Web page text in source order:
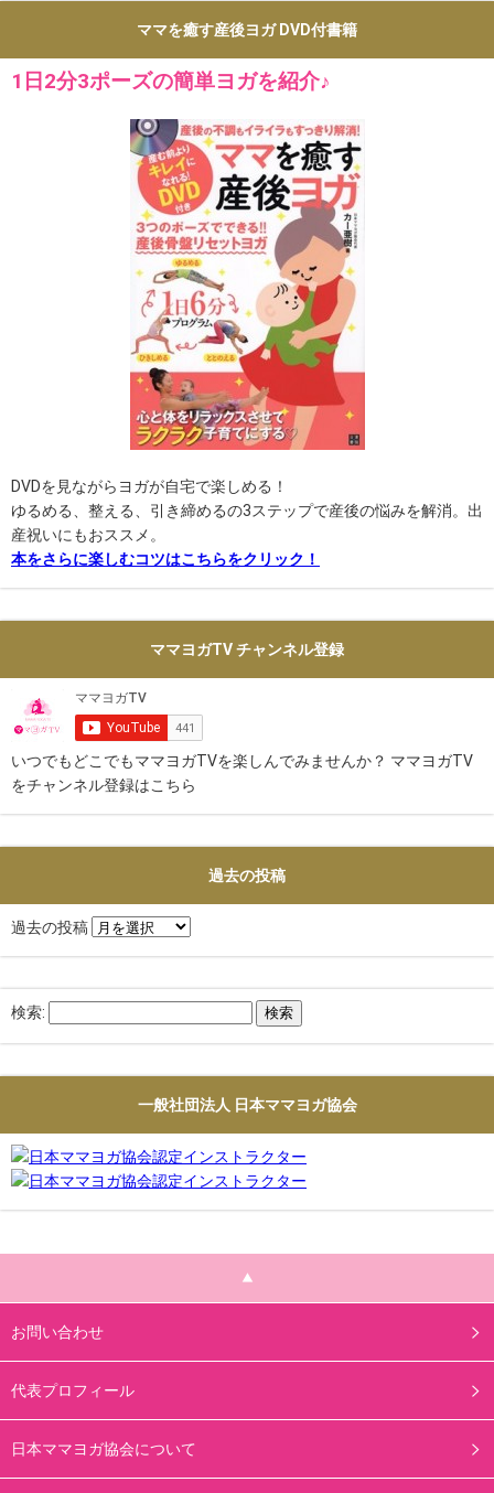
ママを癒す産後ヨガ DVD付書籍
1日2分3ポーズの簡単ヨガを紹介♪
DVDを見ながらヨガが自宅で楽しめる！
ゆるめる、整える、引き締めるの3ステップで産後の悩みを解消。出
産祝いにもおススメ。
本をさらに楽しむコツはこちらをクリック！
ママヨガTV チャンネル登録
いつでもどこでもママヨガTVを楽しんでみませんか？ ママヨガTV
をチャンネル登録はこちら
過去の投稿
過去の投稿
検索:
一般社団法人 日本ママヨガ協会
お問い合わせ
代表プロフィール
日本ママヨガ協会について